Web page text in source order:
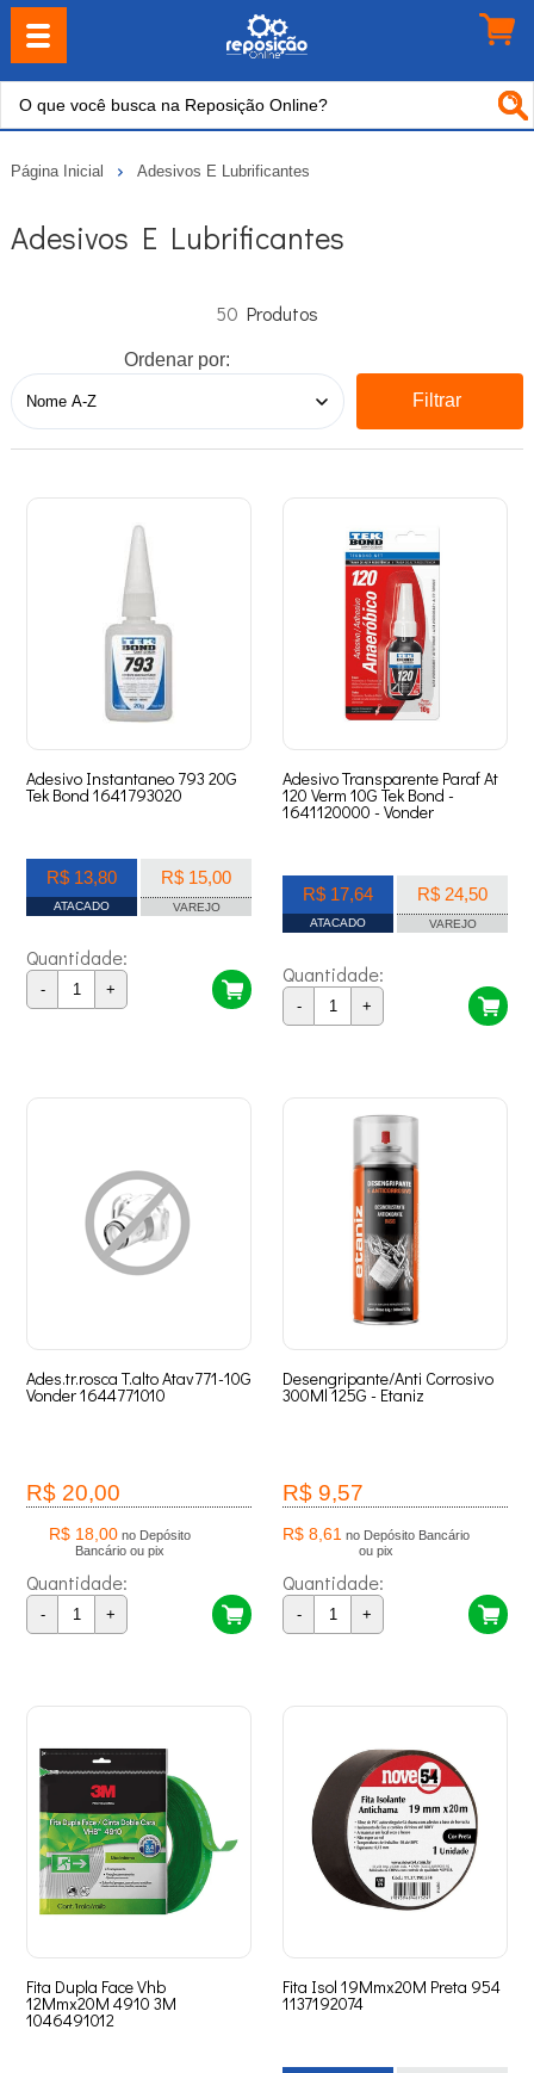
Página Inicial Adesivos E Lubrificantes
Adesivos E Lubrificantes
50
Ordenar por:
Filtrar
Adesivo Instantaneo 793 20G
Tek Bond 1641793020
R$ 13,80
ATACADO
R$ 15,00
VAREJO
Quantidade:
- +
Adesivo Transparente Paraf At
120 Verm 10G Tek Bond -
1641120000 - Vonder
R$ 17,64
ATACADO
R$ 24,50
VAREJO
Quantidade:
- +
Ades.tr.rosca T.alto Atav771-10G
Vonder 1644771010
R$ 20,00
R$ 18,00 no Depósito
Bancário ou pix
Quantidade:
- +
Desengripante/Anti Corrosivo
300Ml 125G - Etaniz
R$ 9,57
R$ 8,61 no Depósito Bancário
ou pix
Quantidade:
- +
Fita Dupla Face Vhb
12Mmx20M 4910 3M
1046491012
Fita Isol 19Mmx20M Preta 954
1137192074